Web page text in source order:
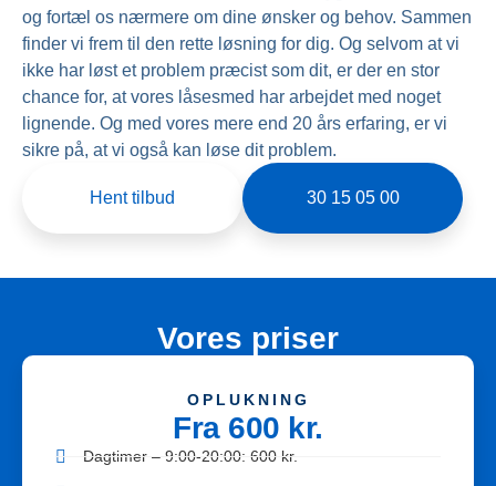
og fortæl os nærmere om dine ønsker og behov. Sammen
finder vi frem til den rette løsning for dig. Og selvom at vi
ikke har løst et problem præcist som dit, er der en stor
chance for, at vores låsesmed har arbejdet med noget
lignende. Og med vores mere end 20 års erfaring, er vi
sikre på, at vi også kan løse dit problem.
Hent tilbud 30 15 05 00
Vores priser
OPLUKNING
Fra 600 kr.
Dagtimer – 9:00-20:00: 600 kr.